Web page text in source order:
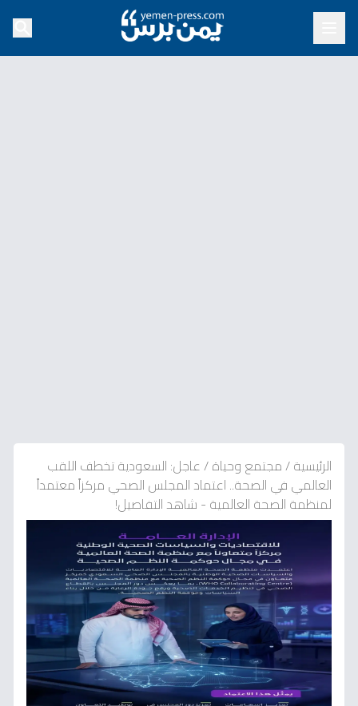
الرئيسية/مجتمع وحياة/عاجل: السعودية تخطف اللقب
العالمي في الصحة.. اعتماد المجلس الصحي مركزاً معتمداً
لمنظمة الصحة العالمية - شاهد التفاصيل!